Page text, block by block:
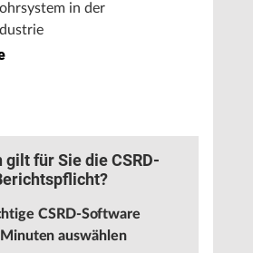
in der
gilt für Sie die CSRD-
CSRD-Software
auswählen